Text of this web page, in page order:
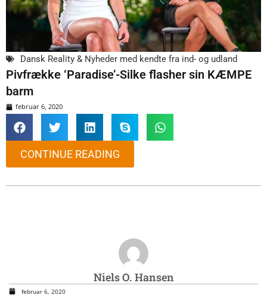
Dansk Reality & Nyheder med kendte fra ind- og udland
Pivfrække ‘Paradise’-Silke flasher sin KÆMPE
barm
februar 6, 2020
CONTINUE READING
Niels O. Hansen
februar 6, 2020